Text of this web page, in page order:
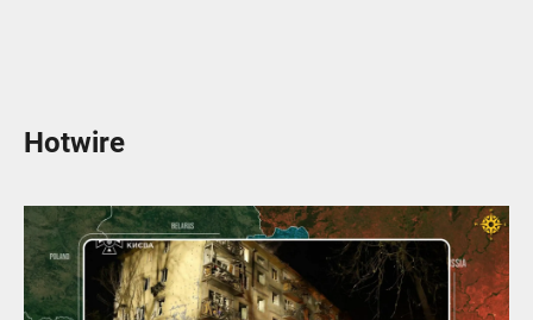
Hotwire